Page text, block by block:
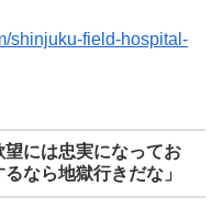
shinjuku-field-hospital-
には忠実になってお
なら地獄行きだな」